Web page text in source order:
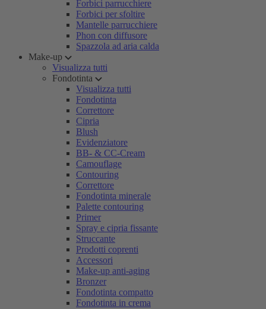
Forbici parrucchiere
Forbici per sfoltire
Mantelle parrucchiere
Phon con diffusore
Spazzola ad aria calda
Make-up
Visualizza tutti
Fondotinta
Visualizza tutti
Fondotinta
Correttore
Cipria
Blush
Evidenziatore
BB- & CC-Cream
Camouflage
Contouring
Correttore
Fondotinta minerale
Palette contouring
Primer
Spray e cipria fissante
Struccante
Prodotti coprenti
Accessori
Make-up anti-aging
Bronzer
Fondotinta compatto
Fondotinta in crema